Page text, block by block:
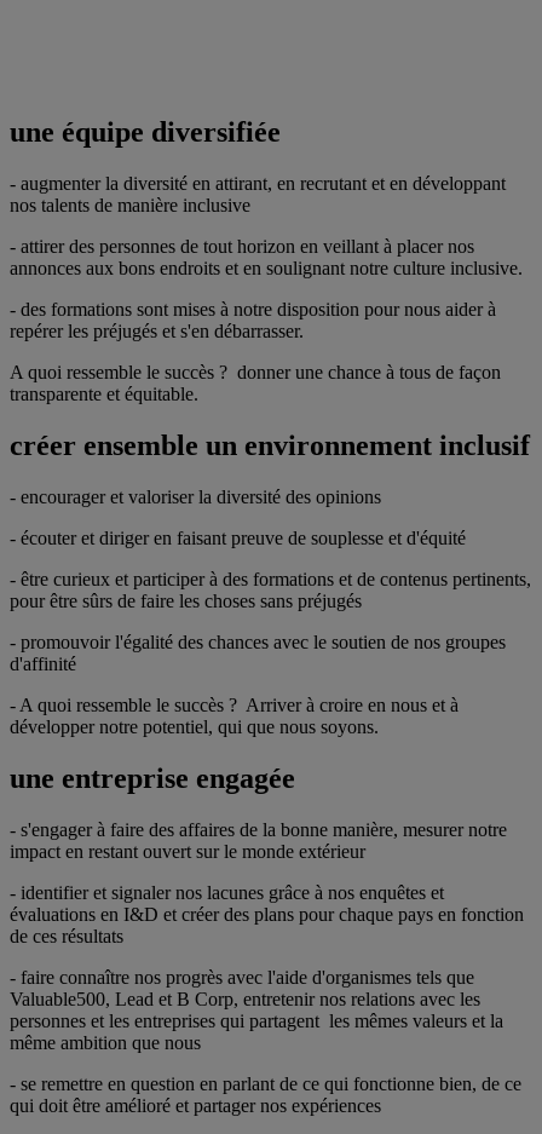
une équipe diversifiée
- augmenter la diversité en attirant, en recrutant et en développant
nos talents de manière inclusive
- attirer des personnes de tout horizon en veillant à placer nos
annonces aux bons endroits et en soulignant notre culture inclusive.
- des formations sont mises à notre disposition pour nous aider à
repérer les préjugés et s'en débarrasser.
A quoi ressemble le succès ? donner une chance à tous de façon
transparente et équitable.
créer ensemble un environnement inclusif
- encourager et valoriser la diversité des opinions
- écouter et diriger en faisant preuve de souplesse et d'équité
- être curieux et participer à des formations et de contenus pertinents,
pour être sûrs de faire les choses sans préjugés
- promouvoir l'égalité des chances avec le soutien de nos groupes
d'affinité
- A quoi ressemble le succès ? Arriver à croire en nous et à
développer notre potentiel, qui que nous soyons.
une entreprise engagée
- s'engager à faire des affaires de la bonne manière, mesurer notre
impact en restant ouvert sur le monde extérieur
- identifier et signaler nos lacunes grâce à nos enquêtes et
évaluations en I&D et créer des plans pour chaque pays en fonction
de ces résultats
- faire connaître nos progrès avec l'aide d'organismes tels que
Valuable500, Lead et B Corp, entretenir nos relations avec les
personnes et les entreprises qui partagent les mêmes valeurs et la
même ambition que nous
- se remettre en question en parlant de ce qui fonctionne bien, de ce
qui doit être amélioré et partager nos expériences